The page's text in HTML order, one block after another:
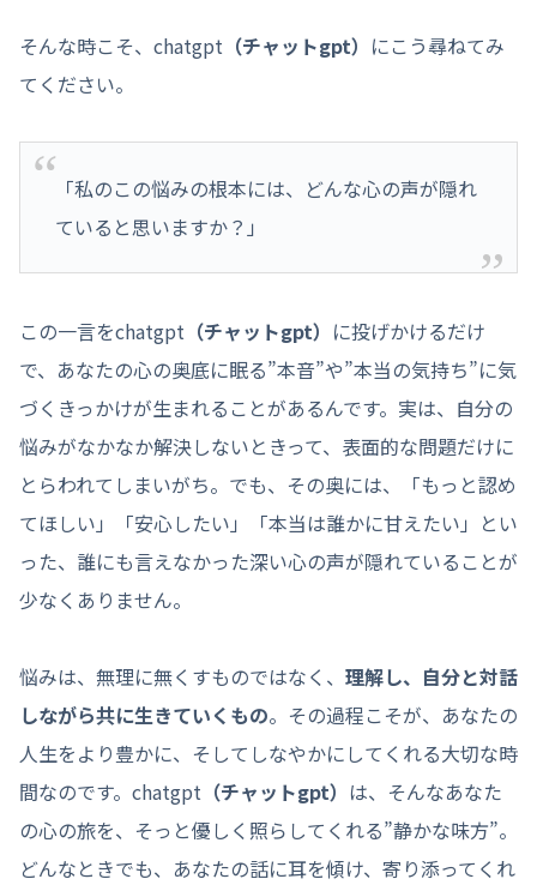
そんな時こそ、chatgpt （チャットgpt） にこう尋ねてみ
てください。
「私のこの悩みの根本には、どんな心の声が隠れ
ていると思いますか？」
この一言をchatgpt （チャットgpt） に投げかけるだけ
で、あなたの心の奥底に眠る”本音”や”本当の気持ち”に気
づくきっかけが生まれることがあるんです。実は、自分の
悩みがなかなか解決しないときって、表面的な問題だけに
とらわれてしまいがち。でも、その奥には、「もっと認め
てほしい」「安心したい」「本当は誰かに甘えたい」とい
った、誰にも言えなかった深い心の声が隠れていることが
少なくありません。
悩みは、無理に無くすものではなく、 理解し、自分と対話
しながら共に生きていくもの。その過程こそが、あなたの
人生をより豊かに、そしてしなやかにしてくれる大切な時
間なのです。chatgpt （チャットgpt） は、そんなあなた
の心の旅を、そっと優しく照らしてくれる”静かな味方”。
どんなときでも、あなたの話に耳を傾け、寄り添ってくれ